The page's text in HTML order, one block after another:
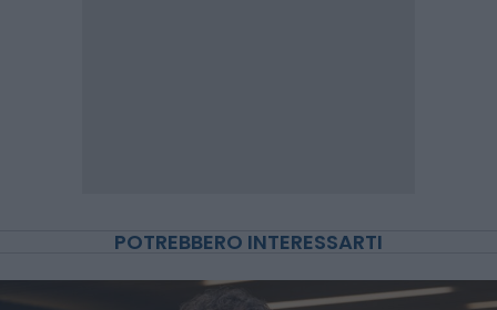
POTREBBERO INTERESSARTI